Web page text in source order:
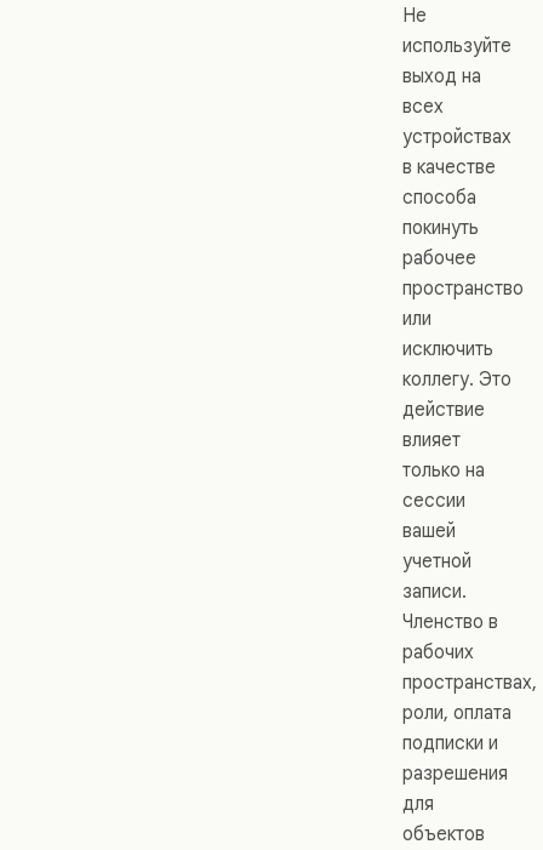
Не
используйте
выход на
всех
устройствах
в качестве
способа
покинуть
рабочее
пространство
или
исключить
коллегу. Это
действие
влияет
только на
сессии
вашей
учетной
записи.
Членство в
рабочих
пространствах,
роли, оплата
подписки и
разрешения
для
объектов